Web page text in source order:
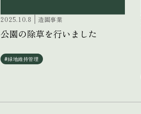
2025.10.8 造園事業
公園の除草を行いました
#緑地維持管理